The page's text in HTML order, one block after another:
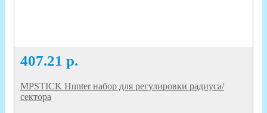
407.21 р.
MPSTICK Hunter набор для регулировки радиуса/
сектора